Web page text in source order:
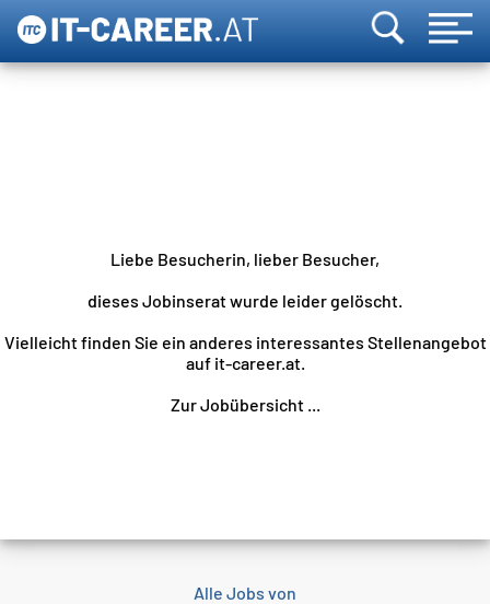
Liebe Besucherin, lieber Besucher,
dieses Jobinserat wurde leider gelöscht.
Vielleicht finden Sie ein anderes interessantes Stellenangebot
auf it-career.at.
Zur Jobübersicht ...
Alle Jobs von